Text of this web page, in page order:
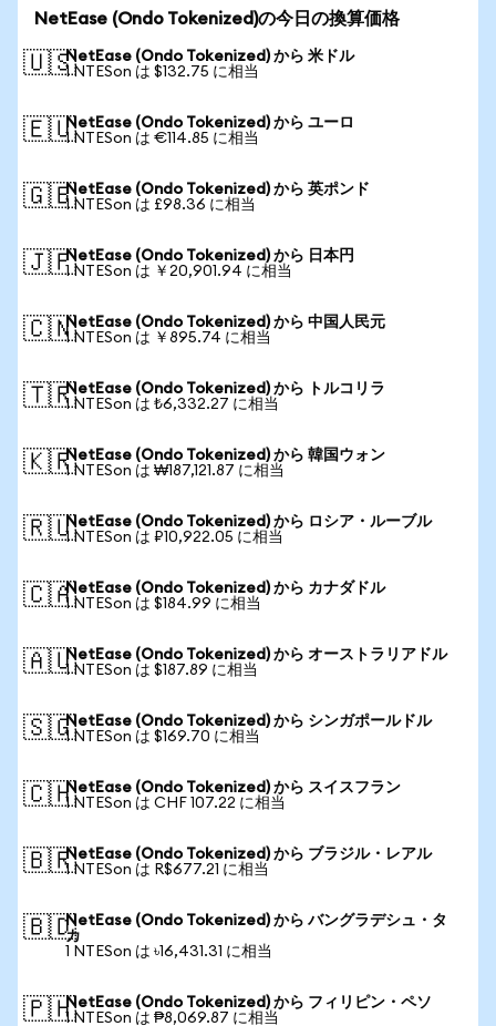
NetEase (Ondo Tokenized)の今日の換算価格
🇺🇸NetEase (Ondo Tokenized) から 米ドル
1 NTESon は $132.75 に相当
🇪🇺NetEase (Ondo Tokenized) から ユーロ
1 NTESon は €114.85 に相当
🇬🇧NetEase (Ondo Tokenized) から 英ポンド
1 NTESon は £98.36 に相当
🇯🇵NetEase (Ondo Tokenized) から 日本円
1 NTESon は ￥20,901.94 に相当
🇨🇳NetEase (Ondo Tokenized) から 中国人民元
1 NTESon は ￥895.74 に相当
🇹🇷NetEase (Ondo Tokenized) から トルコリラ
1 NTESon は ₺6,332.27 に相当
🇰🇷NetEase (Ondo Tokenized) から 韓国ウォン
1 NTESon は ₩187,121.87 に相当
🇷🇺NetEase (Ondo Tokenized) から ロシア・ルーブル
1 NTESon は ₽10,922.05 に相当
🇨🇦NetEase (Ondo Tokenized) から カナダドル
1 NTESon は $184.99 に相当
🇦🇺NetEase (Ondo Tokenized) から オーストラリアドル
1 NTESon は $187.89 に相当
🇸🇬NetEase (Ondo Tokenized) から シンガポールドル
1 NTESon は $169.70 に相当
🇨🇭NetEase (Ondo Tokenized) から スイスフラン
1 NTESon は CHF 107.22 に相当
🇧🇷NetEase (Ondo Tokenized) から ブラジル・レアル
1 NTESon は R$677.21 に相当
🇧🇩NetEase (Ondo Tokenized) から バングラデシュ・タ
カ
1 NTESon は ৳16,431.31 に相当
🇵🇭NetEase (Ondo Tokenized) から フィリピン・ペソ
1 NTESon は ₱8,069.87 に相当